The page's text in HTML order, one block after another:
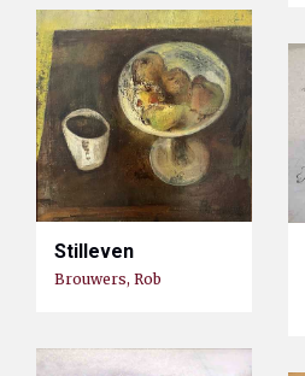
Stilleven
Brouwers, Rob